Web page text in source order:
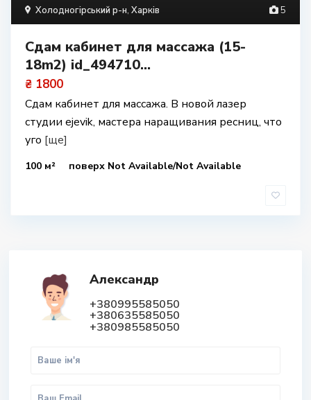
5
Холодногірський р-н, Харків
Сдам кабинет для массажа (15-
18m2) id_494710...
₴ 1800
Сдам кабинет для массажа. В новой лазер
студии ejevik, мастера наращивания ресниц, что
уго [ще]
100 м² поверх Not Available/Not Available
Александр
+380995585050
+380635585050
+380985585050